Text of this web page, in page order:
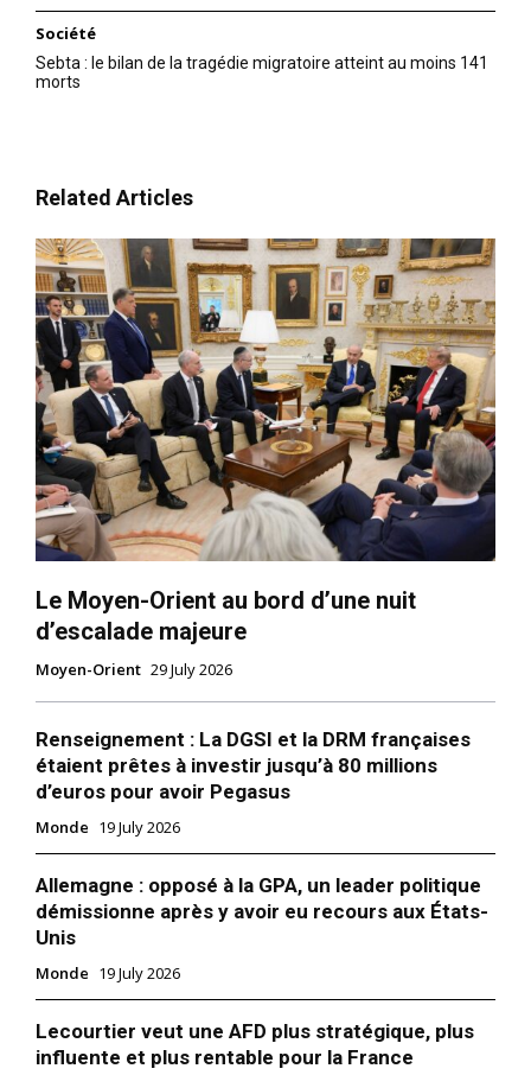
Société
Sebta : le bilan de la tragédie migratoire atteint au moins 141
morts
Related Articles
Le Moyen-Orient au bord d’une nuit
d’escalade majeure
Moyen-Orient 29 July 2026
Renseignement : La DGSI et la DRM françaises
étaient prêtes à investir jusqu’à 80 millions
d’euros pour avoir Pegasus
Monde 19 July 2026
Allemagne : opposé à la GPA, un leader politique
démissionne après y avoir eu recours aux États-
Unis
Monde 19 July 2026
Lecourtier veut une AFD plus stratégique, plus
influente et plus rentable pour la France